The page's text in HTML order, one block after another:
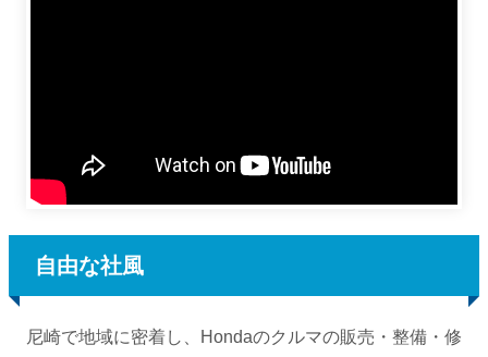
自由な社風
尼崎で地域に密着し、Hondaのクルマの販売・整備・修